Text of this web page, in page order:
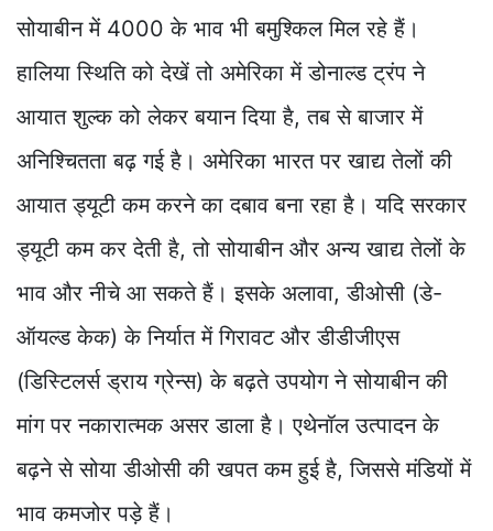
सोयाबीन में 4000 के भाव भी बमुश्किल मिल रहे हैं।
हालिया स्थिति को देखें तो अमेरिका में डोनाल्ड ट्रंप ने
आयात शुल्क को लेकर बयान दिया है, तब से बाजार में
अनिश्चितता बढ़ गई है। अमेरिका भारत पर खाद्य तेलों की
आयात ड्यूटी कम करने का दबाव बना रहा है। यदि सरकार
ड्यूटी कम कर देती है, तो सोयाबीन और अन्य खाद्य तेलों के
भाव और नीचे आ सकते हैं। इसके अलावा, डीओसी (डे-
ऑयल्ड केक) के निर्यात में गिरावट और डीडीजीएस
(डिस्टिलर्स ड्राय ग्रेन्स) के बढ़ते उपयोग ने सोयाबीन की
मांग पर नकारात्मक असर डाला है। एथेनॉल उत्पादन के
बढ़ने से सोया डीओसी की खपत कम हुई है, जिससे मंडियों में
भाव कमजोर पड़े हैं।